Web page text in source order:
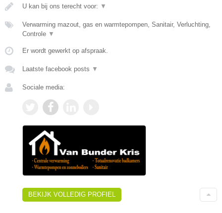
U kan bij ons terecht voor: ▼
Verwarming mazout, gas en warmtepompen, Sanitair, Verluchting,
Controle ▼
Er wordt gewerkt op afspraak.
Laatste facebook posts ▼
Sociale media:
BEKIJK VOLLEDIG PROFIEL